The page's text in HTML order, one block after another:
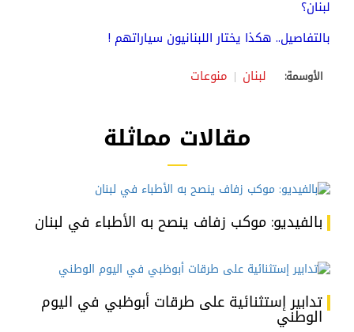
لبنان؟
بالتفاصيل.. هكذا يختار اللبنانيون سياراتهم !
الأوسمة: لبنان منوعات
مقالات مماثلة
بالفيديو: موكب زفاف ينصح به الأطباء في لبنان
تدابير إستثنائية على طرقات أبوظبي في اليوم
الوطني